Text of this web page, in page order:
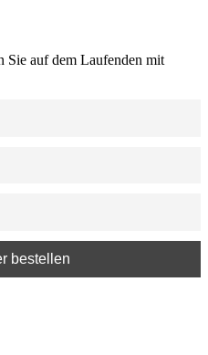
Sie auf dem Laufenden mit